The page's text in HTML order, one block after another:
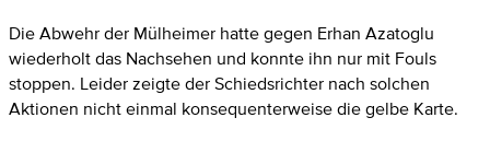
Die Abwehr der Mülheimer hatte gegen Erhan Azatoglu
wiederholt das Nachsehen und konnte ihn nur mit Fouls
stoppen. Leider zeigte der Schiedsrichter nach solchen
Aktionen nicht einmal konsequenterweise die gelbe Karte.